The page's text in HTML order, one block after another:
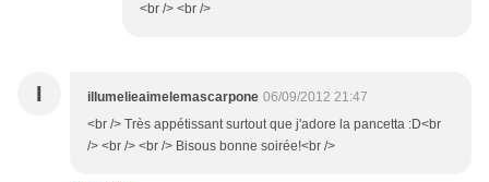
<br /> <br />
I illumelieaimelemascarpone 06/09/2012 21:47
<br /> Très appétissant surtout que j'adore la pancetta :D<br
/> <br /> <br /> Bisous bonne soirée!<br />